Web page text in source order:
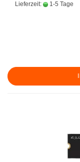
Lieferzeit: 1-5 Tage